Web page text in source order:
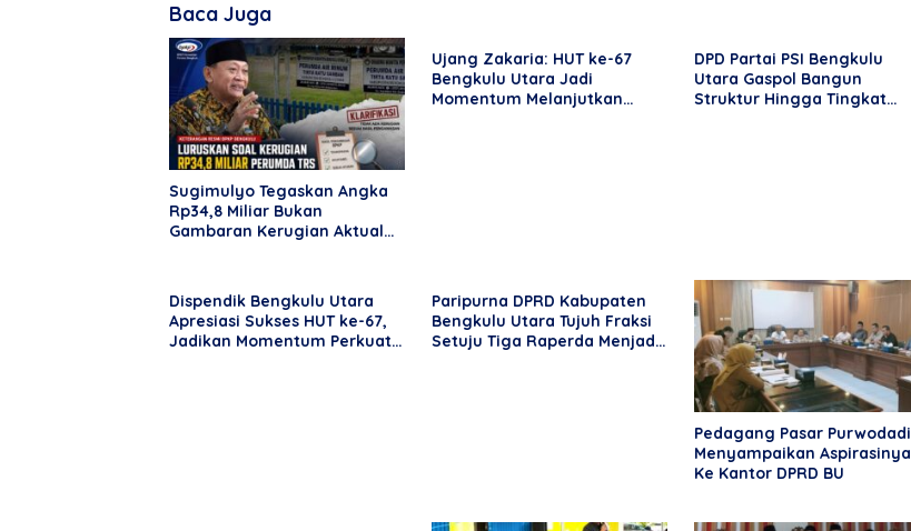
Baca Juga
Sugimulyo Tegaskan Angka
Rp34,8 Miliar Bukan
Gambaran Kerugian Aktual
Ujang Zakaria: HUT ke-67
Bengkulu Utara Jadi
Momentum Melanjutkan
DPD Partai PSI Bengkulu
Utara Gaspol Bangun
Struktur Hingga Tingkat
Dispendik Bengkulu Utara
Apresiasi Sukses HUT ke-67,
Jadikan Momentum Perkuat
Paripurna DPRD Kabupaten
Bengkulu Utara Tujuh Fraksi
Setuju Tiga Raperda Menjadi
Pedagang Pasar Purwodadi
Menyampaikan Aspirasinya
Ke Kantor DPRD BU